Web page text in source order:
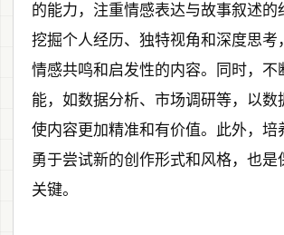
的能力，注重情感表达与故事叙述的
挖掘个人经历、独特视角和深度思考
情感共鸣和启发性的内容。同时，不
能，如数据分析、市场调研等，以数
使内容更加精准和有价值。此外，培
勇于尝试新的创作形式和风格，也是
关键。